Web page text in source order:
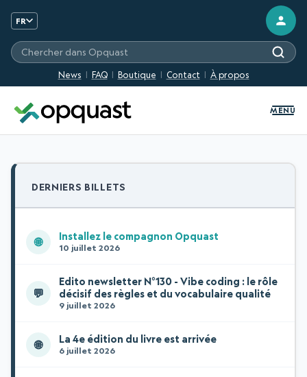
FR
News FAQ Boutique Contact À propos
Chercher sur les sites Opquast
MENU
DERNIERS BILLETS
🌐 Installez le compagnon Opquast
10 juillet 2026
💬
Edito newsletter N°130 - Vibe coding : le rôle
décisif des règles et du vocabulaire qualité
9 juillet 2026
🌐 La 4e édition du livre est arrivée
6 juillet 2026